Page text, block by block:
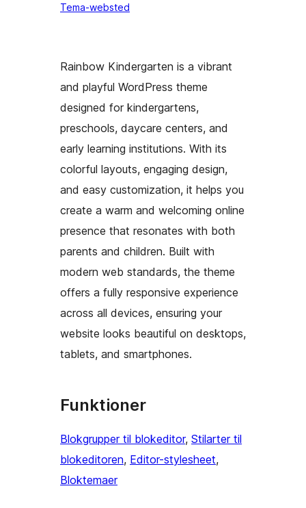
Tema-websted
Rainbow Kindergarten is a vibrant
and playful WordPress theme
designed for kindergartens,
preschools, daycare centers, and
early learning institutions. With its
colorful layouts, engaging design,
and easy customization, it helps you
create a warm and welcoming online
presence that resonates with both
parents and children. Built with
modern web standards, the theme
offers a fully responsive experience
across all devices, ensuring your
website looks beautiful on desktops,
tablets, and smartphones.
Funktioner
Blokgrupper til blokeditor, Stilarter til
blokeditoren, Editor-stylesheet
Bloktemaer